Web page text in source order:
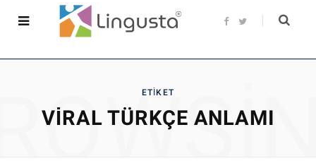
F
b
t
ETIKET
VIRAL TÜRKÇE ANLAMI